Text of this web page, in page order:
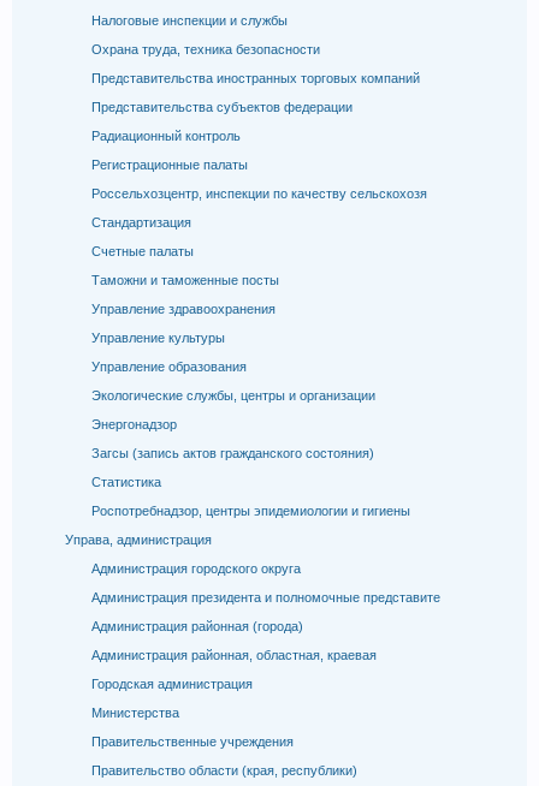
Налоговые инспекции и службы
Охрана труда, техника безопасности
Представительства иностранных торговых компаний
Представительства субъектов федерации
Радиационный контроль
Регистрационные палаты
Россельхозцентр, инспекции по качеству сельскохозя
Стандартизация
Счетные палаты
Таможни и таможенные посты
Управление здравоохранения
Управление культуры
Управление образования
Экологические службы, центры и организации
Энергонадзор
Загсы (запись актов гражданского состояния)
Статистика
Роспотребнадзор, центры эпидемиологии и гигиены
Управа, администрация
Администрация городского округа
Администрация президента и полномочные представите
Администрация районная (города)
Администрация районная, областная, краевая
Городская администрация
Министерства
Правительственные учреждения
Правительство области (края, республики)